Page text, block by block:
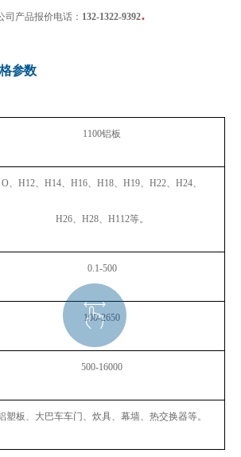
产品报价电话： 132-1322-9392.
参数
1100铝板
O、 H12、 H14、 H16、 H18、 H19、 H22、 H24、
H26、 H28、 H112等。
0.1-500
100-2650
500-16000
塑板、大巴车车门、炊具、幕墙、热交换器等。